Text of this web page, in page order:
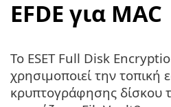
EFDE για MAC
Το ESET Full Disk
χρησιμοποιεί την
κρυπτογράφησης δίσκου